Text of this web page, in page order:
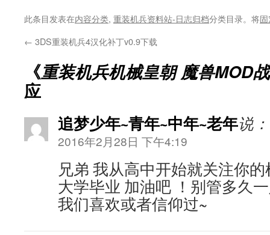
此条目发表在内容分类, 重装机兵资料站-日志归档分类目录。将
← 3DS重装机兵4汉化补丁v0.9下载
《重装机兵机械皇朝 魔兽MOD
应
追梦少年~青年~中年~老年说：
2016年2月28日 下午4:19
兄弟 我从高中开始就关注你
大学毕业 加油吧 ！别管多久
我们喜欢或者信仰过~